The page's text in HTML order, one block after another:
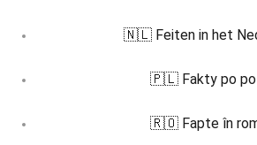
🇳🇱 Feiten in het
🇵🇱 Fakty po
🇷🇴 Fapte în